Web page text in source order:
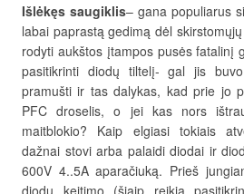
Išlėkęs saugiklis– gana populiarus
labai paprastą gedimą dėl
rodyti aukštos įtampos pusės fatalinį
pasitikrinti diodų tiltelį- gal jis
pramušti ir tas dalykas, kad prie jo
PFC droselis, o jei kas nors
maitblokio? Kaip elgiasi tokiais
dažnai stovi arba palaidi diodai ir
600V 4..5A aparačiuką. Prieš
diodų keitimo (šiaip reikia